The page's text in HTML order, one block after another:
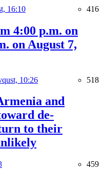
16:10 416
4:00 p.m. on
on August 7,
10:26 518
and
de-
to their
459